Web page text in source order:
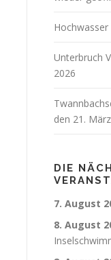
Hochwasser
Unterbruch
2026
den 21.
DIE
7. August
8. August